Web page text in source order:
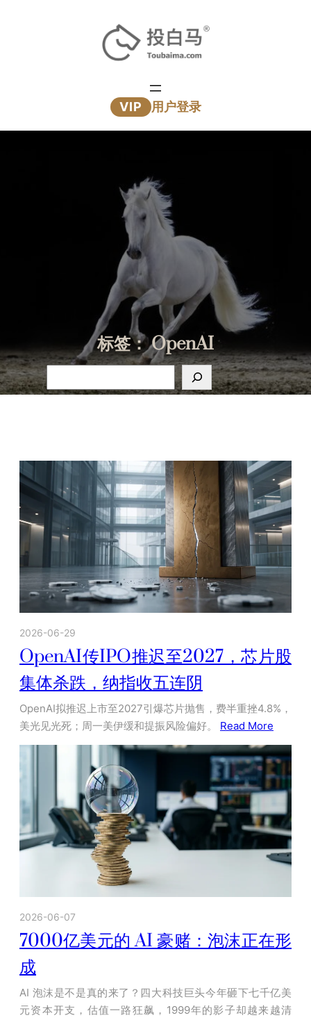
VIP 用户登录
标签：OpenAI
搜
索
2026-06-29
OpenAI传IPO推迟至2027，芯片股
集体杀跌，纳指收五连阴
OpenAI拟推迟上市至2027引爆芯片抛售，费半重挫4.8%，
美光见光死；周一美伊缓和提振风险偏好。 Read More
2026-06-07
7000亿美元的 AI 豪赌：泡沫正在形
成
AI 泡沫是不是真的来了？四大科技巨头今年砸下七千亿美
元资本开支，估值一路狂飙，1999年的影子却越来越清